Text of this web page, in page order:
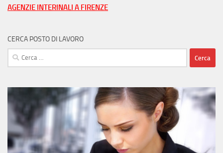
AGENZIE INTERINALI A FIRENZE
CERCA POSTO DI LAVORO
Ricerca
per: